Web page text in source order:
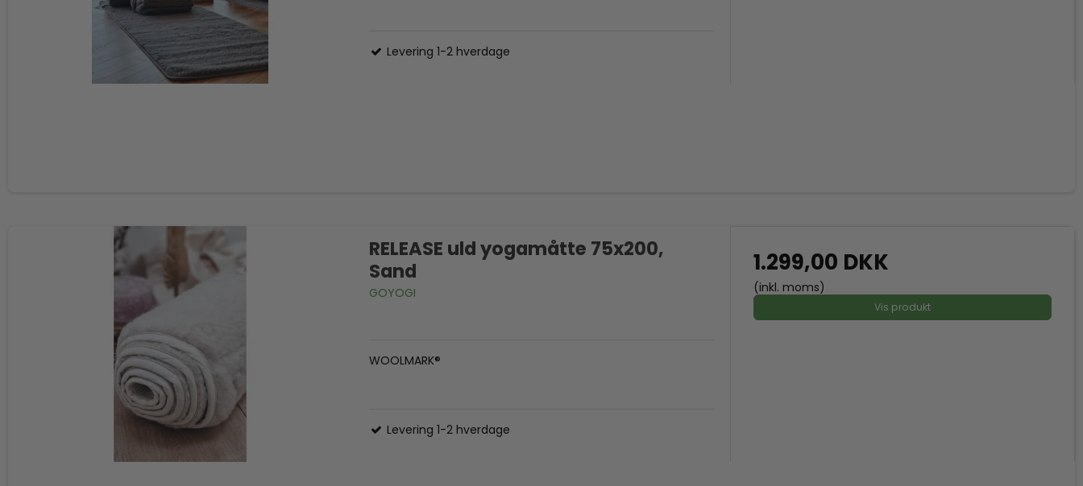
Levering 1-2 hverdage
RELEASE uld yogamåtte 75x200,
Sand
GOYOGI
WOOLMARK®
Levering 1-2 hverdage
1.299,00 DKK
(inkl. moms)
Vis produkt